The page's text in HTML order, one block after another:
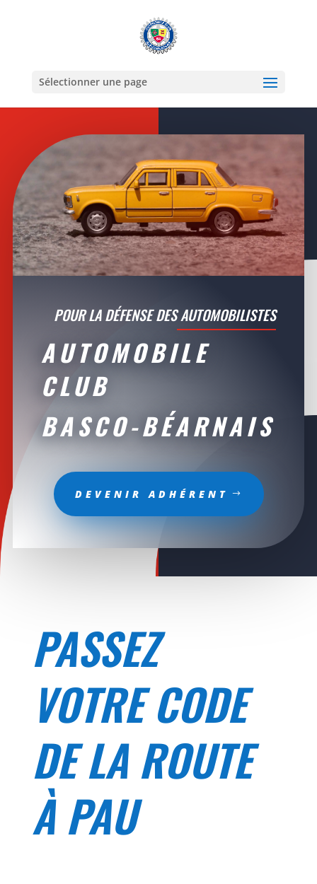
Sélectionner une page
POUR LA DÉFENSE DES AUTOMOBILISTES
AUTOMOBILE
CLUB
BASCO-BÉARNAIS
DEVENIR ADHÉRENT
PASSEZ
VOTRE CODE
DE LA ROUTE
À PAU